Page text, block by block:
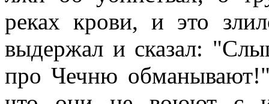
реках крови, и это
выдержал и сказал:
про Чечню